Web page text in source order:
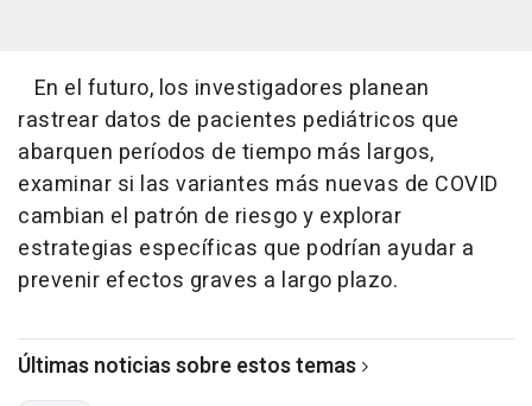
En el futuro, los investigadores planean
rastrear datos de pacientes pediátricos que
abarquen períodos de tiempo más largos,
examinar si las variantes más nuevas de COVID
cambian el patrón de riesgo y explorar
estrategias específicas que podrían ayudar a
prevenir efectos graves a largo plazo.
Últimas noticias sobre estos temas